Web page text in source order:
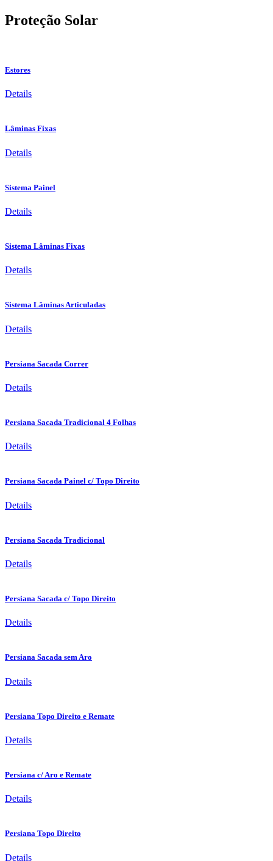
Proteção Solar
Estores
Details
Lâminas Fixas
Details
Sistema Painel
Details
Sistema Lâminas Fixas
Details
Sistema Lâminas Articuladas
Details
Persiana Sacada Correr
Details
Persiana Sacada Tradicional 4 Folhas
Details
Persiana Sacada Painel c/ Topo Direito
Details
Persiana Sacada Tradicional
Details
Persiana Sacada c/ Topo Direito
Details
Persiana Sacada sem Aro
Details
Persiana Topo Direito e Remate
Details
Persiana c/ Aro e Remate
Details
Persiana Topo Direito
Details